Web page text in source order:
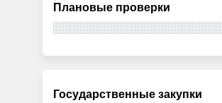
Плановые проверки
Государственные закупки